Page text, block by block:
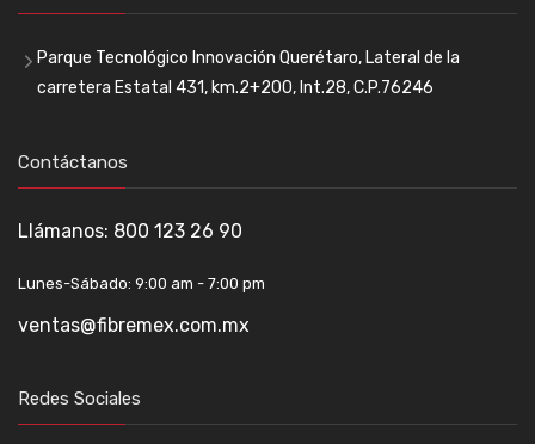
Parque Tecnológico Innovación Querétaro, Lateral de la
carretera Estatal 431, km.2+200, Int.28, C.P.76246
Contáctanos
Llámanos: 800 123 26 90
Lunes-Sábado: 9:00 am - 7:00 pm
ventas@fibremex.com.mx
Redes Sociales